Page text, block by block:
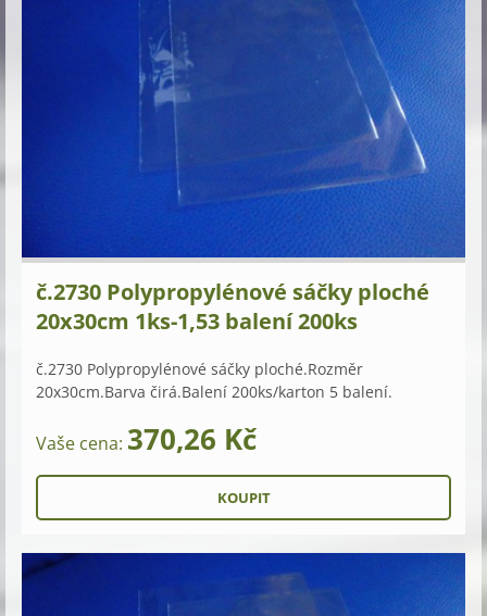
č.2730 Polypropylénové sáčky ploché
20x30cm 1ks-1,53 balení 200ks
č.2730 Polypropylénové sáčky ploché.Rozměr
20x30cm.Barva čirá.Balení 200ks/karton 5 balení.
Vaše cena: 370,26 Kč